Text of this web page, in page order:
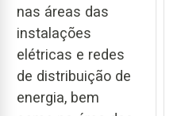
nas áreas das
instalações
elétricas e redes
de distribuição de
energia, bem